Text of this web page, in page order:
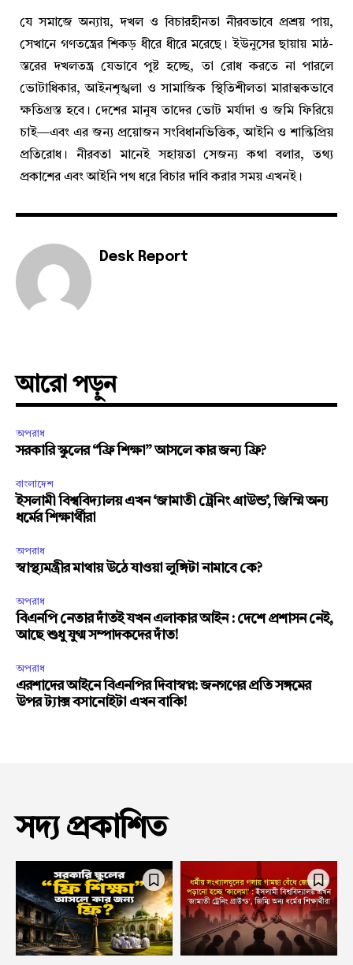
যে সমাজে অন্যায়, দখল ও বিচারহীনতা নীরবভাবে প্রশ্রয় পায়,
সেখানে গণতন্ত্রের শিকড় ধীরে ধীরে মরেছে। ইউনুসের ছায়ায় মাঠ-
স্তরের দখলতন্ত্র যেভাবে পুষ্ট হচ্ছে, তা রোধ করতে না পারলে
ভোটাধিকার, আইনশৃঙ্খলা ও সামাজিক স্থিতিশীলতা মারাত্মকভাবে
ক্ষতিগ্রস্ত হবে। দেশের মানুষ তাদের ভোট মর্যাদা ও জমি ফিরিয়ে
চাই—এবং এর জন্য প্রয়োজন সংবিধানভিত্তিক, আইনি ও শান্তিপ্রিয়
প্রতিরোধ। নীরবতা মানেই সহায়তা সেজন্য কথা বলার, তথ্য
প্রকাশের এবং আইনি পথ ধরে বিচার দাবি করার সময় এখনই।
Desk Report
আরো পড়ুন
অপরাধ
সরকারি স্কুলের “ফ্রি শিক্ষা” আসলে কার জন্য ফ্রি?
বাংলাদেশ
ইসলামী বিশ্ববিদ্যালয় এখন ‘জামাতী ট্রেনিং গ্রাউন্ড’, জিম্মি অন্য
ধর্মের শিক্ষার্থীরা
অপরাধ
স্বাস্থ্যমন্ত্রীর মাথায় উঠে যাওয়া লুঙ্গিটা নামাবে কে?
অপরাধ
বিএনপি নেতার দাঁতই যখন এলাকার আইন : দেশে প্রশাসন নেই,
আছে শুধু যুগ্ম সম্পাদকদের দাঁত!
অপরাধ
এরশাদের আইনে বিএনপির দিবাস্বপ্ন: জনগণের প্রতি সঙ্গমের
উপর ট্যাক্স বসানোইটা এখন বাকি!
সদ্য প্রকাশিত